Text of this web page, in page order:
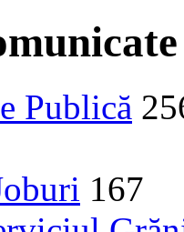
Publică
167